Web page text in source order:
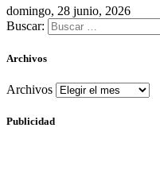
domingo, 28 junio, 2026
Buscar:
Archivos
Archivos
Publicidad